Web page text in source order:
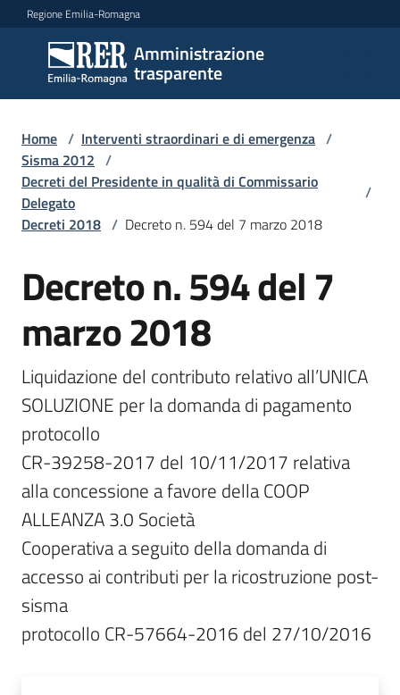
Vai al contenuto
Vai alla navigazione
Vai al footer
Regione Emilia-Romagna
Amministrazione
trasparente
Amministrazione
trasparente
Sottosezioni
Accesso
Home / Interventi straordinari e di emergenza /
Sisma 2012 /
Decreti del Presidente in qualità di Commissario
Delegato
/
Decreti 2018 / Decreto n. 594 del 7 marzo 2018
Decreto n. 594 del 7
marzo 2018
Liquidazione del contributo relativo all’UNICA
SOLUZIONE per la domanda di pagamento
protocollo
CR-39258-2017 del 10/11/2017 relativa
alla concessione a favore della COOP
ALLEANZA 3.0 Società
Cooperativa a seguito della domanda di
accesso ai contributi per la ricostruzione post-
sisma
protocollo CR-57664-2016 del 27/10/2016